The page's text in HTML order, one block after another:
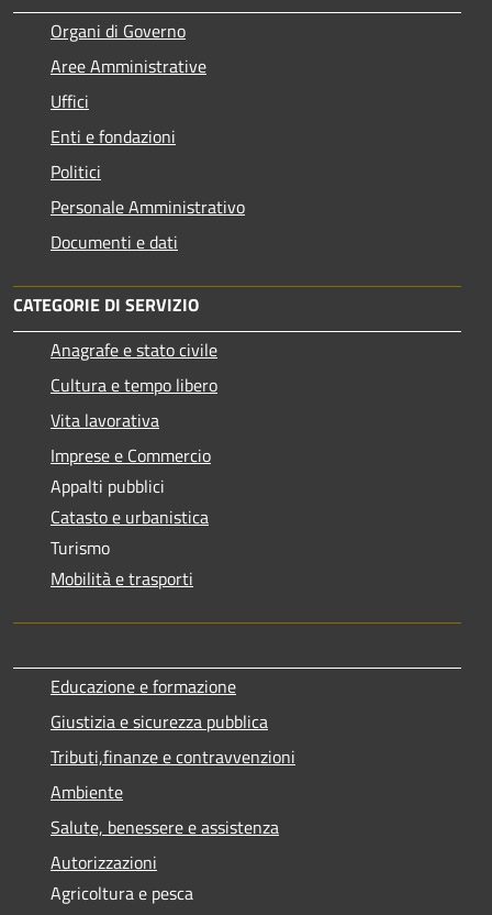
Organi di Governo
Aree Amministrative
Uffici
Enti e fondazioni
Politici
Personale Amministrativo
Documenti e dati
CATEGORIE DI SERVIZIO
Anagrafe e stato civile
Cultura e tempo libero
Vita lavorativa
Imprese e Commercio
Appalti pubblici
Catasto e urbanistica
Turismo
Mobilità e trasporti
Educazione e formazione
Giustizia e sicurezza pubblica
Tributi,finanze e contravvenzioni
Ambiente
Salute, benessere e assistenza
Autorizzazioni
Agricoltura e pesca